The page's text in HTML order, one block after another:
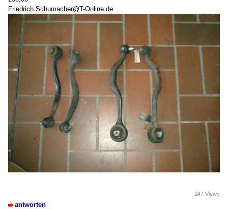
Friedrich.Schumacher@T-Online.de
antworten
247 Views